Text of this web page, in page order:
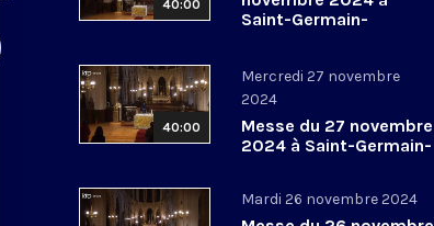
40:00
Saint-Germain-
40:00
Mercredi 27 novembre
2024
Messe du 27 novembre
2024 à Saint-Germain-
Mardi 26 novembre 2024